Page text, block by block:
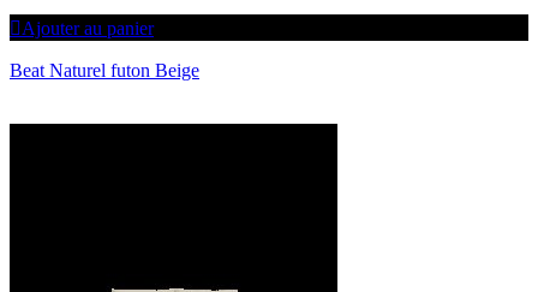
Ajouter au panier
Beat Naturel futon Beige